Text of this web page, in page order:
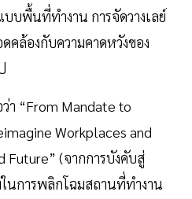
บพื้นที่ทำงาน การจัดวางเลย์
คล้องกับความคาดหวังของ
า “From Mandate to
Workplaces and
Future” (จากการบังคับสู่
ในการพลิกโฉมสถานที่ทำงาน